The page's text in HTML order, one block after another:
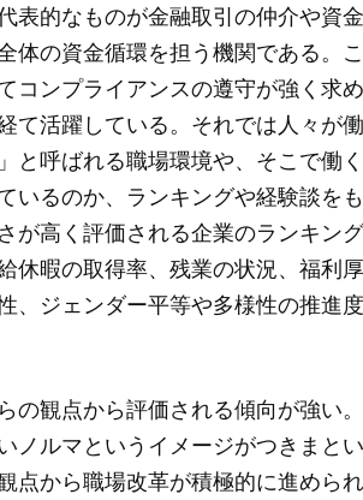
表的なものが金融取引の仲介や資
体の資金循環を担う機関である。
コンプライアンスの遵守が強く求
て活躍している。それでは人々が
と呼ばれる職場環境や、そこで働
いるのか、ランキングや経験談を
が高く評価される企業のランキン
休暇の取得率、残業の状況、福利
、ジェンダー平等や多様性の推進
の観点から評価される傾向が強い
ノルマというイメージがつきまと
点から職場改革が積極的に進めら